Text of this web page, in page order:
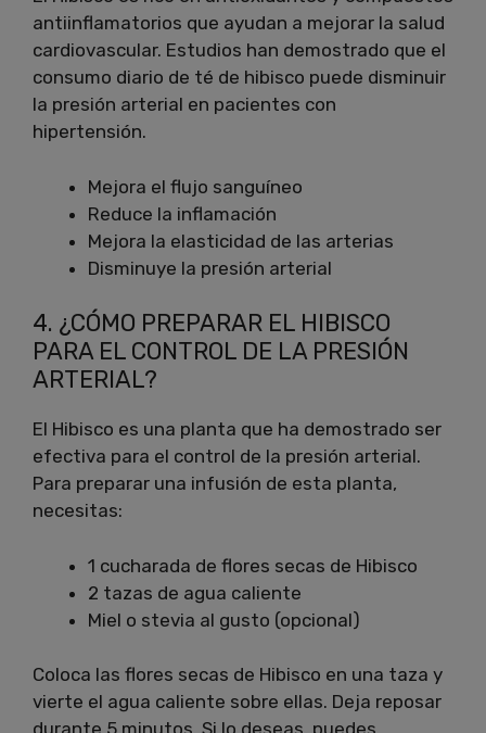
antiinflamatorios que ayudan a mejorar la salud
cardiovascular. Estudios han demostrado que el
consumo diario de té de hibisco puede disminuir
la presión arterial en pacientes con
hipertensión.
Mejora el flujo sanguíneo
Reduce la inflamación
Mejora la elasticidad de las arterias
Disminuye la presión arterial
4. ¿CÓMO PREPARAR EL HIBISCO
PARA EL CONTROL DE LA PRESIÓN
ARTERIAL?
El Hibisco es una planta que ha demostrado ser
efectiva para el control de la presión arterial.
Para preparar una infusión de esta planta,
necesitas:
1 cucharada de flores secas de Hibisco
2 tazas de agua caliente
Miel o stevia al gusto (opcional)
Coloca las flores secas de Hibisco en una taza y
vierte el agua caliente sobre ellas. Deja reposar